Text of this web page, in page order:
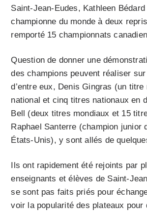
Saint-Jean-Eudes, Kathleen
championne du monde à deux
remporté 15 championnats
Question de donner une
des champions peuvent réaliser
d’entre eux, Denis Gingras (un
national et cinq titres nationaux en
Bell (deux titres mondiaux et 15
Raphael Santerre (champion junior
États-Unis), y sont allés de
Ils ont rapidement été rejoints par
enseignants et élèves de Saint-
se sont pas faits priés pour
voir la popularité des plateaux pour